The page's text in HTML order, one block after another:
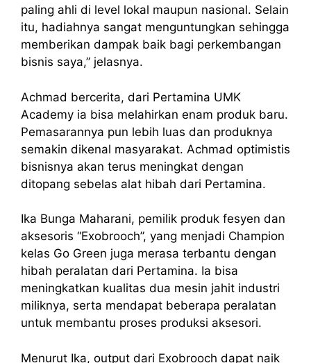
paling ahli di level lokal maupun nasional. Selain
itu, hadiahnya sangat menguntungkan sehingga
memberikan dampak baik bagi perkembangan
bisnis saya,” jelasnya.
Achmad bercerita, dari Pertamina UMK
Academy ia bisa melahirkan enam produk baru.
Pemasarannya pun lebih luas dan produknya
semakin dikenal masyarakat. Achmad optimistis
bisnisnya akan terus meningkat dengan
ditopang sebelas alat hibah dari Pertamina.
Ika Bunga Maharani, pemilik produk fesyen dan
aksesoris “Exobrooch”, yang menjadi Champion
kelas Go Green juga merasa terbantu dengan
hibah peralatan dari Pertamina. Ia bisa
meningkatkan kualitas dua mesin jahit industri
miliknya, serta mendapat beberapa peralatan
untuk membantu proses produksi aksesori.
Menurut Ika, output dari Exobrooch dapat naik